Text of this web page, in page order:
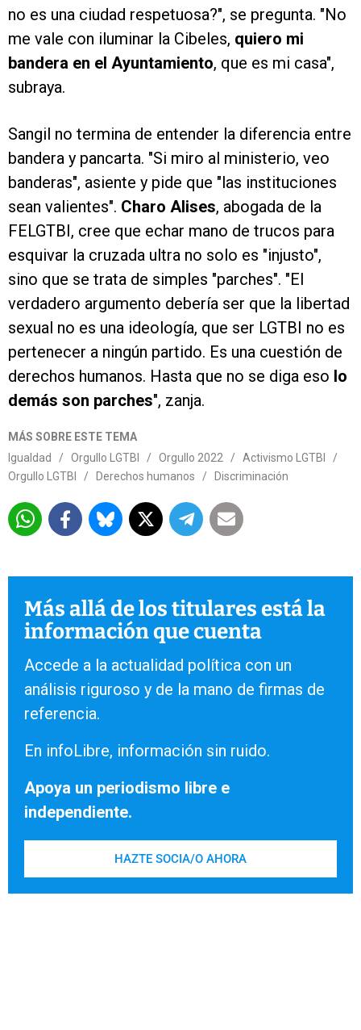
no es una ciudad respetuosa?", se pregunta. "No
me vale con iluminar la Cibeles, quiero mi
bandera en el Ayuntamiento, que es mi casa",
subraya.
Sangil no termina de entender la diferencia entre
bandera y pancarta. "Si miro al ministerio, veo
banderas", asiente y pide que "las instituciones
sean valientes". Charo Alises, abogada de la
FELGTBI, cree que echar mano de trucos para
esquivar la cruzada ultra no solo es "injusto",
sino que se trata de simples "parches". "El
verdadero argumento debería ser que la libertad
sexual no es una ideología, que ser LGTBI no es
pertenecer a ningún partido. Es una cuestión de
derechos humanos. Hasta que no se diga eso lo
demás son parches", zanja.
MÁS SOBRE ESTE TEMA
Igualdad
/ Orgullo LGTBI / Orgullo 2022 / Activismo LGTBI
/
Orgullo LGTBI
/ Derechos humanos / Discriminación
Más allá de los titulares está la
información que cuenta
Accede a la actualidad política con un
análisis riguroso y de la mano de firmas de
referencia.
En infoLibre, información sin ruido.
Apoya un periodismo libre e
independiente.
HAZTE SOCIA/O AHORA